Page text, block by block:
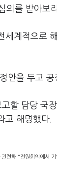
의를 받아보
계적으로
안을 두고
할 담당 국
고 해명했다.
련해 "전원회의에서